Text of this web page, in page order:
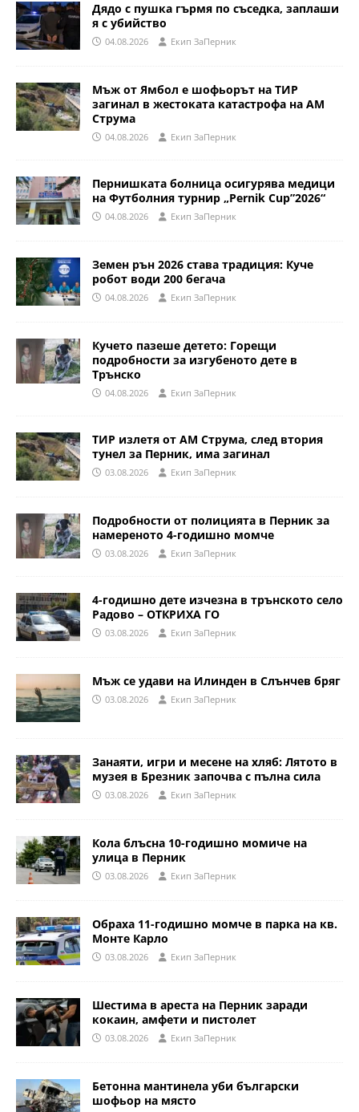
Дядо с пушка гърмя по съседка, заплаши
я с убийство
04.08.2026 Eкип ЗаПерник
Мъж от Ямбол е шофьорът на ТИР
загинал в жестоката катастрофа на АМ
Струма
04.08.2026 Eкип ЗаПерник
Пернишката болница осигурява медици
на Футболния турнир „Pernik Cup”2026“
04.08.2026 Eкип ЗаПерник
Земен рън 2026 става традиция: Куче
робот води 200 бегача
04.08.2026 Eкип ЗаПерник
Кучето пазеше детето: Горещи
подробности за изгубеното дете в
Трънско
04.08.2026 Eкип ЗаПерник
ТИР излетя от АМ Струма, след втория
тунел за Перник, има загинал
03.08.2026 Eкип ЗаПерник
Подробности от полицията в Перник за
намереното 4-годишно момче
03.08.2026 Eкип ЗаПерник
4-годишно дете изчезна в трънското село
Радово – ОТКРИХА ГО
03.08.2026 Eкип ЗаПерник
Мъж се удави на Илинден в Слънчев бряг
03.08.2026 Eкип ЗаПерник
Занаяти, игри и месене на хляб: Лятото в
музея в Брезник започва с пълна сила
03.08.2026 Eкип ЗаПерник
Кола блъсна 10-годишно момиче на
улица в Перник
03.08.2026 Eкип ЗаПерник
Обраха 11-годишно момче в парка на кв.
Монте Карло
03.08.2026 Eкип ЗаПерник
Шестима в ареста на Перник заради
кокаин, амфети и пистолет
03.08.2026 Eкип ЗаПерник
Бетонна мантинела уби български
шофьор на място